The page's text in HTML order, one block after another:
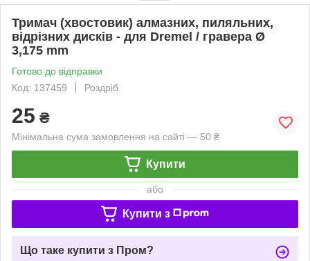
Тримач (хвостовик) алмазних, пиляльних,
відрізних дисків - для Dremel / гравера Ø
3,175 mm
Готово до відправки
Код: 137459
Роздріб
25 ₴
Мінімальна сума замовлення на сайті — 50 ₴
Купити
або
Купити з
Що таке купити з Пром?